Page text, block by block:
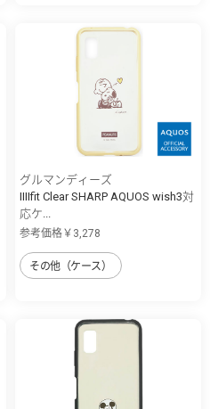
グルマンディーズ
IIIIfit Clear SHARP AQUOS wish3対
応ケ...
参考価格￥3,278
その他（ケース）